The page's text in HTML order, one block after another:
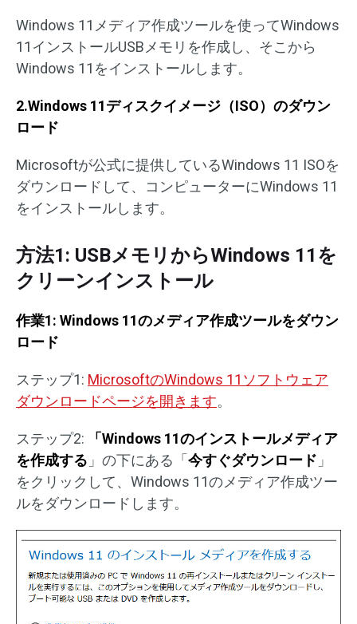
Windows 11メディア作成ツールを使ってWindows
11インストールUSBメモリを作成し、そこから
Windows 11をインストールします。
2.Windows 11ディスクイメージ（ISO）のダウン
ロード
Microsoftが公式に提供しているWindows 11 ISOを
ダウンロードして、コンピューターにWindows 11
をインストールします。
方法1: USBメモリからWindows 11を
クリーンインストール
作業1: Windows 11のメディア作成ツールをダウン
ロード
ステップ1: MicrosoftのWindows 11ソフトウェア
ダウンロードページを開きます。
ステップ2: 「Windows 11のインストールメディア
を作成する 」の下にある「今すぐダウンロード 」
をクリックして、Windows 11のメディア作成ツー
ルをダウンロードします。